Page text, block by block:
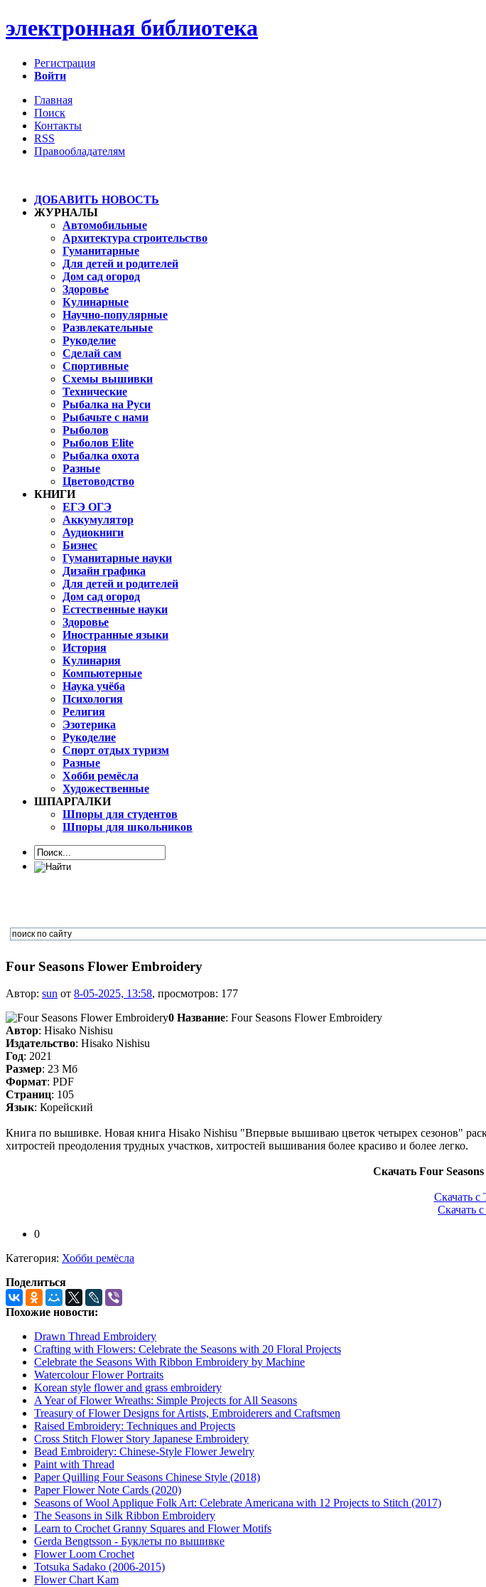
электронная библиотека
Регистрация
Войти
Главная
Поиск
Контакты
RSS
Правообладателям
ДОБАВИТЬ НОВОСТЬ
ЖУРНАЛЫ
Автомобильные
Архитектура строительство
Гуманитарные
Для детей и родителей
Дом сад огород
Здоровье
Кулинарные
Научно-популярные
Развлекательные
Рукоделие
Сделай сам
Спортивные
Схемы вышивки
Технические
Рыбалка на Руси
Рыбачьте с нами
Рыболов
Рыболов Elite
Рыбалка охота
Разные
Цветоводство
КНИГИ
ЕГЭ ОГЭ
Аккумулятор
Аудиокниги
Бизнес
Гуманитарные науки
Дизайн графика
Для детей и родителей
Дом сад огород
Естественные науки
Здоровье
Иностранные языки
История
Кулинария
Компьютерные
Наука учёба
Психология
Религия
Эзотерика
Рукоделие
Спорт отдых туризм
Разные
Хобби ремёсла
Художественные
ШПАРГАЛКИ
Шпоры для студентов
Шпоры для школьников
Four Seasons Flower Embroidery
Автор: sun от 8-05-2025, 13:58, просмотров: 177
0 Название: Four Seasons Flower Embroidery
Автор: Hisako Nishisu
Издательство: Hisako Nishisu
Год: 2021
Размер: 23 Мб
Формат: PDF
Страниц: 105
Язык: Корейский
Книга по вышивке. Новая книга Hisako Nishisu "Впервые вышиваю цветок четырех сезонов"
хитростей преодоления трудных участков, хитростей вышивания более красиво и более легко.
Скачать Four
Скачать с
Скачать
0
Категория: Хобби ремёсла
Поделиться
Похожие новости:
Drawn Thread Embroidery
Crafting with Flowers: Celebrate the Seasons with 20 Floral Projects
Celebrate the Seasons With Ribbon Embroidery by Machine
Watercolour Flower Portraits
Korean style flower and grass embroidery
A Year of Flower Wreaths: Simple Projects for All Seasons
Treasury of Flower Designs for Artists, Embroiderers and Craftsmen
Raised Embroidery: Techniques and Projects
Cross Stitch Flower Story Japanese Embroidery
Bead Embroidery: Chinese-Style Flower Jewelry
Paint with Thread
Paper Quilling Four Seasons Chinese Style (2018)
Paper Flower Note Cards (2020)
Seasons of Wool Applique Folk Art: Celebrate Americana with 12 Projects to Stitch (2017)
The Seasons in Silk Ribbon Embroidery
Learn to Crochet Granny Squares and Flower Motifs
Gerda Bengtsson - Буклеты по вышивке
Flower Loom Crochet
Totsuka Sadako (2006-2015)
Flower Chart Kam